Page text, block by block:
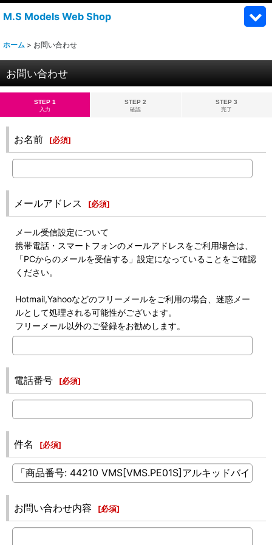
M.S Models Web Shop
ホーム > お問い合わせ
お問い合わせ
STEP 1
入力
STEP 2
確認
STEP 3
完了
お名前 [必須]
メールアドレス [必須]
メール受信設定について
携帯電話・スマートフォンのメールアドレスをご利用場合は、
「PCからのメールを受信する」設定になっていることをご確認
ください。
Hotmail,Yahooなどのフリーメールをご利用の場合、迷惑メー
ルとして処理される可能性がございます。
フリーメール以外のご登録をお勧めします。
電話番号 [必須]
件名 [必須]
お問い合わせ内容 [必須]